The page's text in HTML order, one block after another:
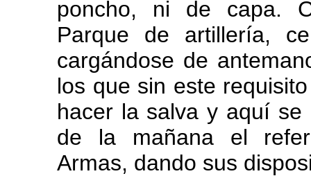
poncho, ni de capa.
Parque de artillería,
cargándose de
los que sin este
hacer la salva y aquí
de la mañana el
Armas, dando sus